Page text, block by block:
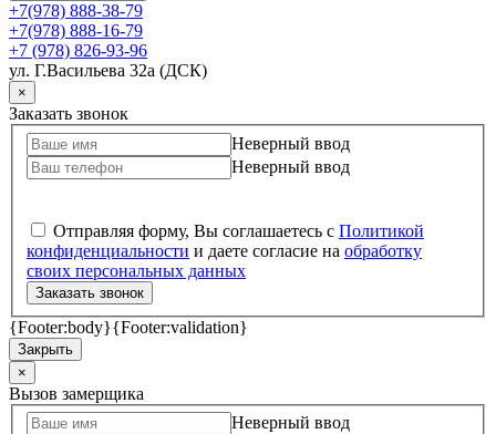
+7(978) 888-38-79
+7(978) 888-16-79
+7 (978) 826-93-96
ул. Г.Васильева 32а (ДСК)
×
Заказать звонок
Неверный ввод
Неверный ввод
Отправляя форму, Вы соглашаетесь с Политикой
конфиденциальности и даете согласие на обработку
своих персональных данных
Заказать звонок
{Footer:body}{Footer:validation}
Закрыть
×
Вызов замерщика
Неверный ввод